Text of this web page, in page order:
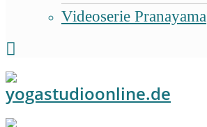
Videoserie Pranayama